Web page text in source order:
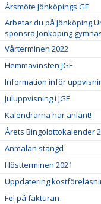
Årsmöte Jönköpings GF
Arbetar du på Jönköping
sponsra Jönköping
Vårterminen 2022
Hemmavinsten JGF
Information inför
Juluppvisning i JGF
Kalendrarna har anlänt!
Årets Bingolottokalender
Anmälan stängd
Höstterminen 2021
Uppdatering
Fel på fakturan